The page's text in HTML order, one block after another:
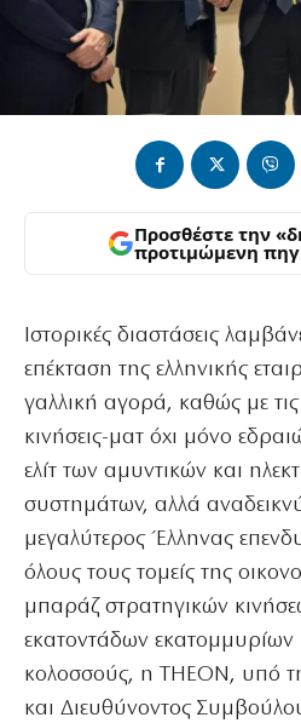
Προσθέστε την
προτιμώμενη
Ιστορικές διαστάσεις
επέκταση της ελληνικής
γαλλική αγορά, καθώς με τις
κινήσεις-ματ όχι μόνο
ελίτ των αμυντικών και
συστημάτων, αλλά
μεγαλύτερος Έλληνας
όλους τους τομείς της
μπαράζ στρατηγικών
εκατοντάδων
κολοσσούς, η THEON, υπό
και Διευθύνοντος